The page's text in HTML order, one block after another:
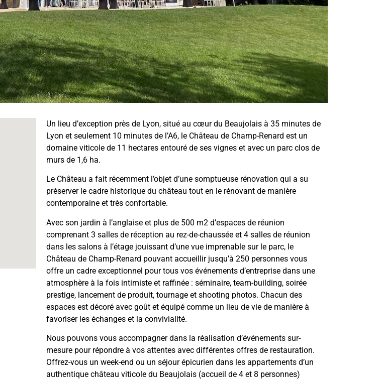
Un lieu d’exception près de Lyon, situé au cœur du Beaujolais à 35 minutes de
Lyon et seulement 10 minutes de l’A6, le Château de Champ-Renard est un
domaine viticole de 11 hectares entouré de ses vignes et avec un parc clos de
murs de 1,6 ha.
Le Château a fait récemment l’objet d’une somptueuse rénovation qui a su
préserver le cadre historique du château tout en le rénovant de manière
contemporaine et très confortable.
Avec son jardin à l’anglaise et plus de 500 m2 d’espaces de réunion
comprenant 3 salles de réception au rez-de-chaussée et 4 salles de réunion
dans les salons à l’étage jouissant d’une vue imprenable sur le parc, le
Château de Champ-Renard pouvant accueillir jusqu’à 250 personnes vous
offre un cadre exceptionnel pour tous vos événements d’entreprise dans une
atmosphère à la fois intimiste et raffinée : séminaire, team-building, soirée
prestige, lancement de produit, tournage et shooting photos. Chacun des
espaces est décoré avec goût et équipé comme un lieu de vie de manière à
favoriser les échanges et la convivialité.
Nous pouvons vous accompagner dans la réalisation d’événements sur-
mesure pour répondre à vos attentes avec différentes offres de restauration.
Offrez-vous un week-end ou un séjour épicurien dans les appartements d’un
authentique château viticole du Beaujolais (accueil de 4 et 8 personnes)